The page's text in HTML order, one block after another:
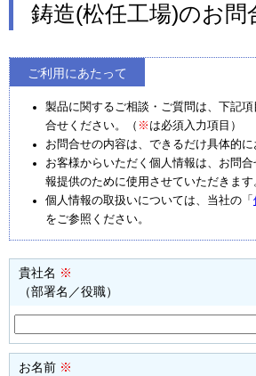
鋳造(松任工場)のお問
ご利用にあたって
製品に関するご相談・ご質問は、下記
合せください。（ ※ は必須入力項目）
お問合せの内容は、できるだけ具体的に
お客様からいただく個人情報は、お問
報提供のために使用させていただきます
個人情報の取扱いについては、当社の「
をご参照ください。
貴社名 ※
（部署名／役職）
お名前 ※